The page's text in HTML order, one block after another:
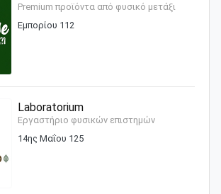
Premium προϊόντα από φυσικό μετάξι
Εμπορίου 112
Laboratorium
Εργαστήριο φυσικών επιστημών
14ης Μαΐου 125